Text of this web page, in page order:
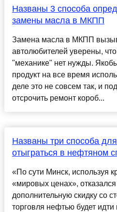
Названы 3 способа
замены масла в МКПП
Замена масла в МКПП
автолюбителей уверены,
"механике" нет нужды.
продукт на все время
деле это не совсем так, и
отсрочить ремонт короб...
Названы три способа
отыграться в нефтяном
«По сути Минск, используя
«мировых ценах», отказался
дополнительную скидку со
торговля нефтью будет